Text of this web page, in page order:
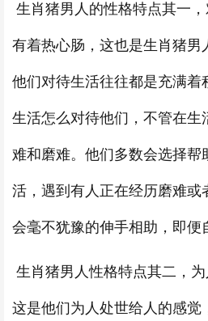
生肖猪男人的性格特点其一，
有着热心肠，这也是生肖猪男
他们对待生活往往都是充满着
生活怎么对待他们，不管在生
难和磨难。他们多数会选择帮
活，遇到有人正在经历磨难或
会毫不犹豫的伸手相助，即便
生肖猪男人性格特点其二，为
这是他们为人处世给人的感觉